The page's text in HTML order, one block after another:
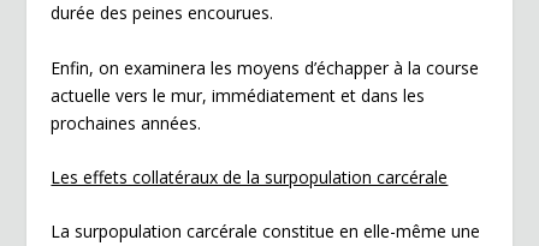
durée des peines encourues.
Enfin, on examinera les moyens d’échapper à la course
actuelle vers le mur, immédiatement et dans les
prochaines années.
Les effets collatéraux de la surpopulation carcérale
La surpopulation carcérale constitue en elle-même une